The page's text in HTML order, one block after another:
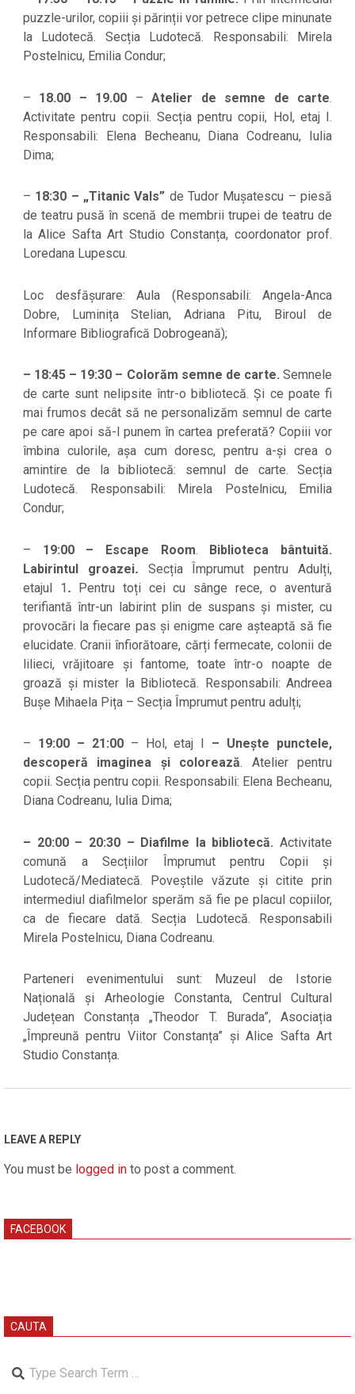
puzzle-urilor, copiii și părinții vor petrece clipe minunate
la Ludotecă. Secția Ludotecă. Responsabili: Mirela
Postelnicu, Emilia Condur;
– 18.00 – 19.00 –Atelier de semne de carte.
Activitate pentru copii. Secția pentru copii, Hol, etaj I.
Responsabili: Elena Becheanu, Diana Codreanu, Iulia
Dima;
– 18:30 – „Titanic Vals” de Tudor Mușatescu – piesă
de teatru pusă în scenă de membrii trupei de teatru de
la Alice Safta Art Studio Constanța, coordonator prof.
Loredana Lupescu.
Loc desfășurare: Aula (Responsabili: Angela-Anca
Dobre, Luminița Stelian, Adriana Pitu, Biroul de
Informare Bibliografică Dobrogeană);
– 18:45 – 19:30 – Colorăm semne de carte. Semnele
de carte sunt nelipsite într-o bibliotecă. Și ce poate fi
mai frumos decât să ne personalizăm semnul de carte
pe care apoi să-l punem în cartea preferată? Copiii vor
îmbina culorile, așa cum doresc, pentru a-și crea o
amintire de la bibliotecă: semnul de carte. Secția
Ludotecă. Responsabili: Mirela Postelnicu, Emilia
Condur;
– 19:00 – Escape Room. Biblioteca bântuită.
Labirintul groazei. Secția Împrumut pentru Adulți,
etajul 1. Pentru toți cei cu sânge rece, o aventură
terifiantă într-un labirint plin de suspans și mister, cu
provocări la fiecare pas și enigme care așteaptă să fie
elucidate. Cranii înfiorătoare, cărți fermecate, colonii de
lilieci, vrăjitoare și fantome, toate într-o noapte de
groază și mister la Bibliotecă. Responsabili: Andreea
Bușe Mihaela Pița – Secția Împrumut pentru adulți;
– 19:00 – 21:00– Hol, etaj I – Unește punctele,
descoperă imaginea și colorează. Atelier pentru
copii. Secția pentru copii. Responsabili: Elena Becheanu,
Diana Codreanu, Iulia Dima;
– 20:00 – 20:30 – Diafilme la bibliotecă. Activitate
comună a Secțiilor Împrumut pentru Copii și
Ludotecă/Mediatecă. Poveștile văzute și citite prin
intermediul diafilmelor sperăm să fie pe placul copiilor,
ca de fiecare dată. Secția Ludotecă. Responsabili
Mirela Postelnicu, Diana Codreanu.
Parteneri evenimentului sunt: Muzeul de Istorie
Națională și Arheologie Constanta, Centrul Cultural
Județean Constanța „Theodor T. Burada”, Asociația
„Împreună pentru Viitor Constanța” și Alice Safta Art
Studio Constanța.
25
LEAVE A REPLY
You must be logged in to post a comment.
FACEBOOK
CAUTA
Search